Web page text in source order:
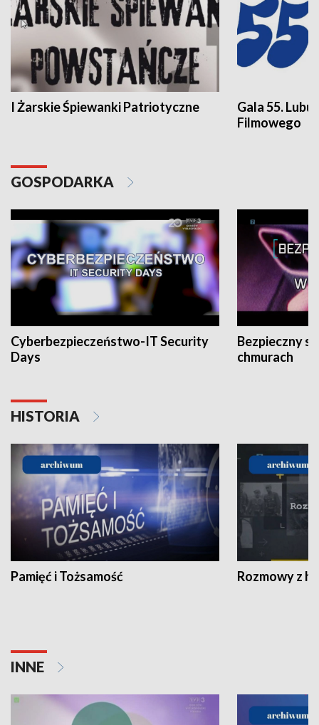
I Żarskie Śpiewanki Patriotyczne
Gala 55.
Filmowego
GOSPODARKA
Cyberbezpieczeństwo-IT Security
Days
Bezpieczny
chmurach
HISTORIA
Pamięć i Tożsamość Rozmowy z
INNE